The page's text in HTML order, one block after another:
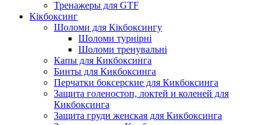
Тренажеры для GTF
Кікбоксинг
Шоломи для Кікбоксингу
Шоломи турнірні
Шоломи тренувальні
Капы для Кикбоксинга
Бинты для Кикбоксинга
Перчатки боксерские для Кикбоксинга
Защита голеностоп, локтей и коленей для
Кикбоксинга
Защита груди женская для Кикбоксинга